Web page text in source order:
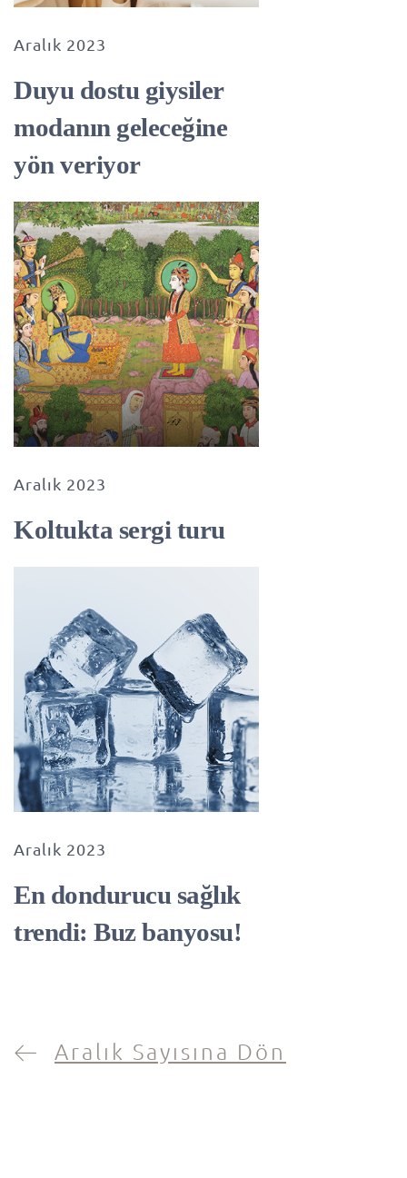
Aralık 2023
Duyu dostu giysiler
modanın geleceğine
yön veriyor
Aralık 2023
Koltukta sergi turu
Aralık 2023
En dondurucu sağlık
trendi: Buz banyosu!
Aralık Sayısına Dön